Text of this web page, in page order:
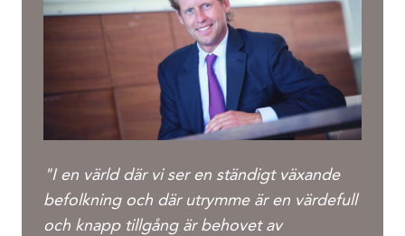
"I en värld där vi ser en ständigt växande
befolkning och där utrymme är en värdefull
och knapp tillgång är behovet av